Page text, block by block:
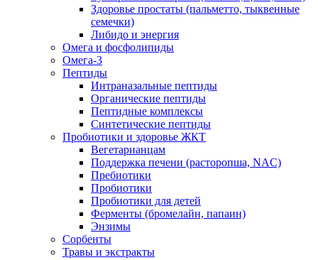
Здоровье простаты (пальметто, тыквенные
семечки)
Либидо и энергия
Омега и фосфолипиды
Омега-3
Пептиды
Интраназальные пептиды
Органические пептиды
Пептидные комплексы
Синтетические пептиды
Пробиотики и здоровье ЖКТ
Вегетарианцам
Поддержка печени (расторопша, NAC)
Пребиотики
Пробиотики
Пробиотики для детей
Ферменты (бромелайн, папаин)
Энзимы
Сорбенты
Травы и экстракты